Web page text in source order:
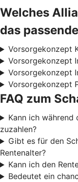
Welches
das
Vorsorgekonzept
Vorsorgekonzept
Vorsorgekonzept
Vorsorgekonzept
FAQ zum
Kann ich während
zuzahlen?
Gibt es für den
Rentenalter?
Kann ich den
Bedeutet ein